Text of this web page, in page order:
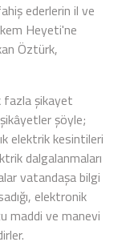
ederlerin il ve
Heyeti'ne
Öztürk,
fazla şikayet
şöyle;
elektrik kesintileri
dalgalanmaları
vatandaşa bilgi
elektronik
maddi ve manevi